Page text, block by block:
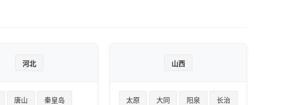
河北
唐山
秦皇岛
山西
太原 大同 阳泉
长治